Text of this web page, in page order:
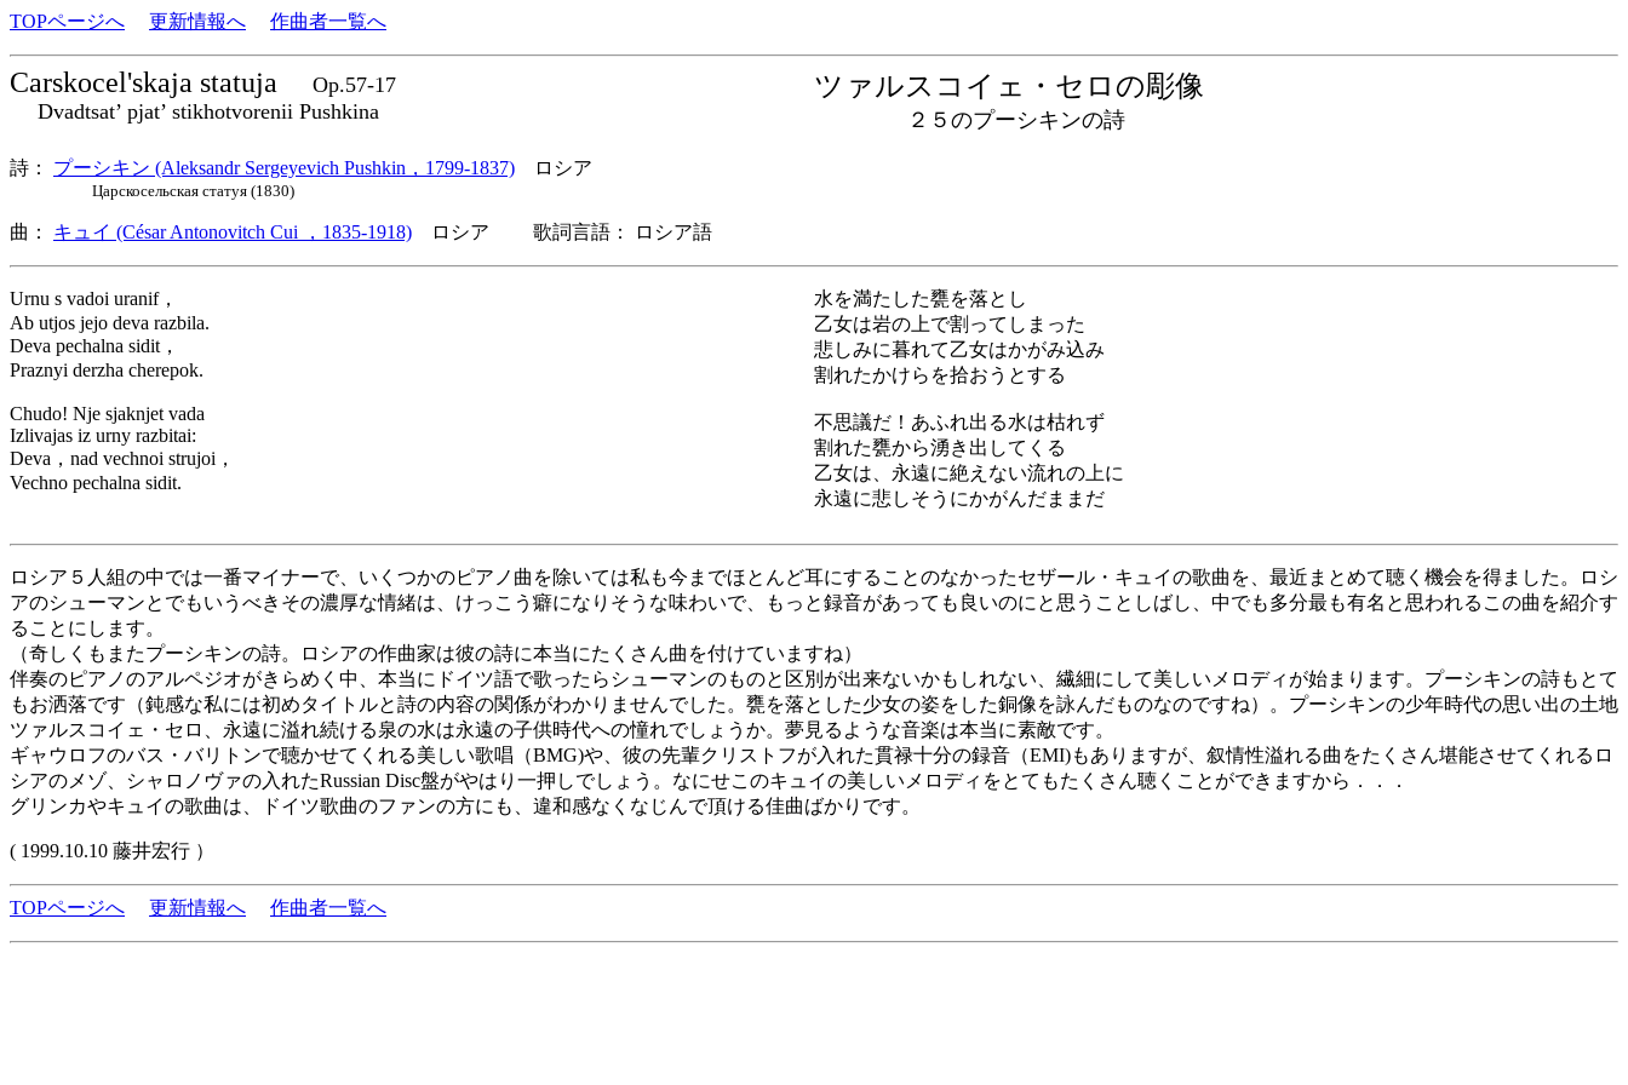
TOPページへ 更新情報へ 作曲者一覧へ
Carskocel'skaja statuja
Op.57-17
Dvadtsat’ pjat’ stikhotvorenii Pushkina
ツァルスコイェ・セロの彫像
２５のプーシキンの詩
詩： プーシキン (Aleksandr Sergeyevich Pushkin，1799-1837) ロシア
Царскосельская статуя (1830)
曲： キュイ (César Antonovitch Cui ，1835-1918) ロシア 歌詞言語： ロシア語
Urnu s vadoi uranif，
Ab utjos jejo deva razbila.
Deva pechalna sidit，
Praznyi derzha cherepok.
Chudo! Nje sjaknjet vada
Izlivajas iz urny razbitai:
Deva，nad vechnoi strujoi，
Vechno pechalna sidit.
水を満たした甕を落とし
乙女は岩の上で割ってしまった
悲しみに暮れて乙女はかがみ込み
割れたかけらを拾おうとする
不思議だ！あふれ出る水は枯れず
割れた甕から湧き出してくる
乙女は、永遠に絶えない流れの上に
永遠に悲しそうにかがんだままだ
ロシア５人組の中では一番マイナーで、いくつかのピアノ曲を除いては私も今までほとんど耳にすることのなかったセザール・キュイの歌曲を、最近まとめて聴く機会を得ました。ロシ
アのシューマンとでもいうべきその濃厚な情緒は、けっこう癖になりそうな味わいで、もっと録音があっても良いのにと思うことしばし、中でも多分最も有名と思われるこの曲を紹介す
ることにします。
（奇しくもまたプーシキンの詩。ロシアの作曲家は彼の詩に本当にたくさん曲を付けていますね）
伴奏のピアノのアルペジオがきらめく中、本当にドイツ語で歌ったらシューマンのものと区別が出来ないかもしれない、繊細にして美しいメロディが始まります。プーシキンの詩もとて
もお洒落です（鈍感な私には初めタイトルと詩の内容の関係がわかりませんでした。甕を落とした少女の姿をした銅像を詠んだものなのですね）。プーシキンの少年時代の思い出の土地
ツァルスコイェ・セロ、永遠に溢れ続ける泉の水は永遠の子供時代への憧れでしょうか。夢見るような音楽は本当に素敵です。
ギャウロフのバス・バリトンで聴かせてくれる美しい歌唱（BMG)や、彼の先輩クリストフが入れた貫禄十分の録音（EMI)もありますが、叙情性溢れる曲をたくさん堪能させてくれるロ
シアのメゾ、シャロノヴァの入れたRussian Disc盤がやはり一押しでしょう。なにせこのキュイの美しいメロディをとてもたくさん聴くことができますから．．．
グリンカやキュイの歌曲は、ドイツ歌曲のファンの方にも、違和感なくなじんで頂ける佳曲ばかりです。
( 1999.10.10 藤井宏行 ）
TOPページへ 更新情報へ 作曲者一覧へ